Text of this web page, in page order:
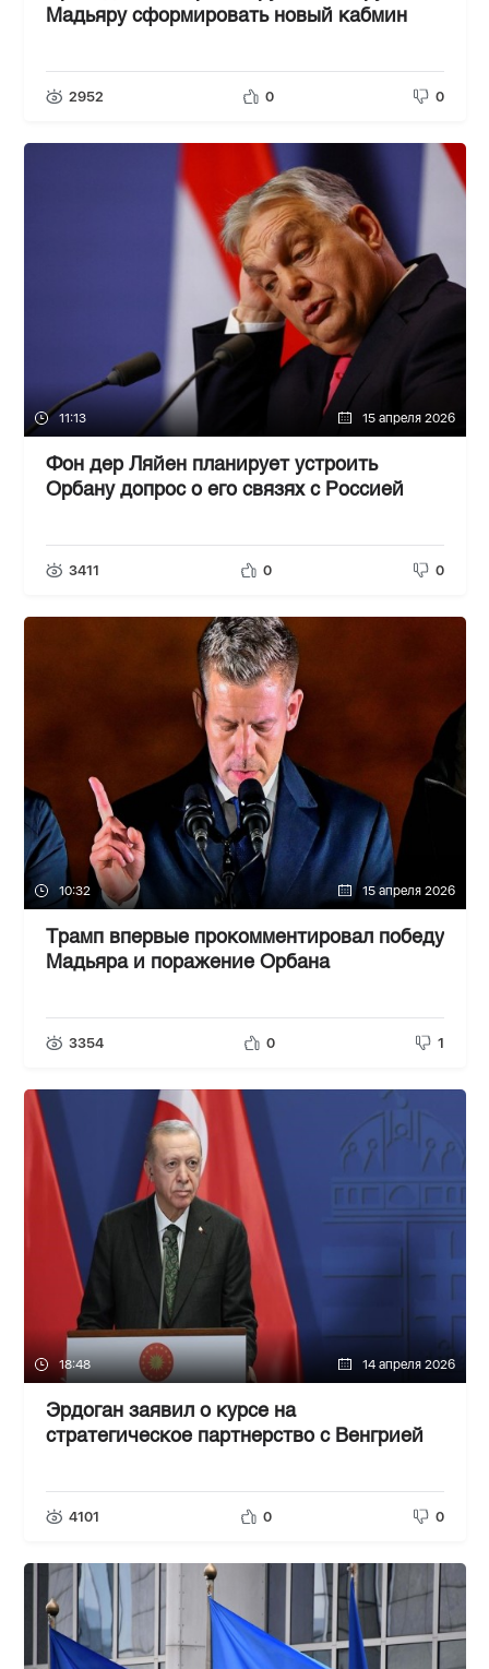
Мадьяру сформировать новый кабмин
2952 0 0
11:13 15 апреля 2026
Фон дер Ляйен планирует устроить
Орбану допрос о его связях с Россией
3411 0 0
10:32 15 апреля 2026
Трамп впервые прокомментировал победу
Мадьяра и поражение Орбана
3354 0 1
18:48 14 апреля 2026
Эрдоган заявил о курсе на
стратегическое партнерство с Венгрией
4101 0 0